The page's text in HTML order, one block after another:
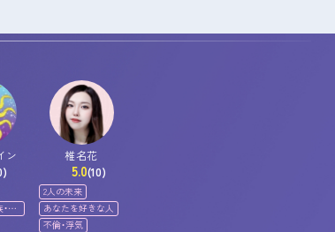
ン
友
椎名花
5.0(10)
2人の未来
あなたを好きな人
不倫・浮気